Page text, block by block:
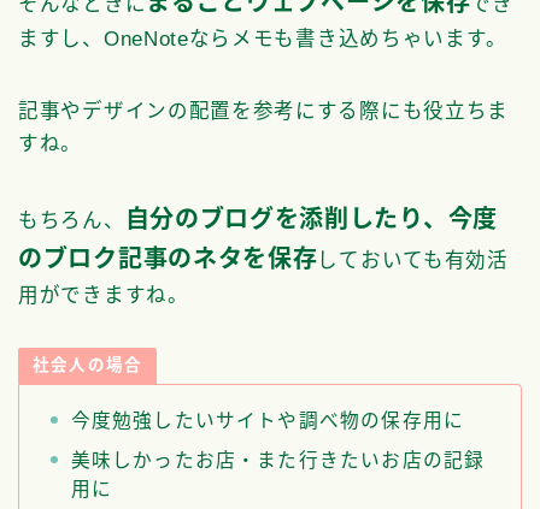
ますし、OneNoteならメモも書き込めちゃいます。
記事やデザインの配置を参考にする際にも役立ちま
すね。
もちろん、
自分のブログを添削したり、今度
のブロク記事のネタを保存 しておいても有効活
用ができますね。
社会人の場合
今度勉強したいサイトや調べ物の保存用に
美味しかったお店・また行きたいお店の記録
用に